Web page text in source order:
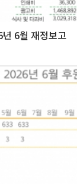
6월 재정보고